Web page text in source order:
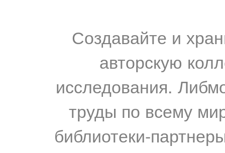
Создавайте и
авторскую
исследования.
труды по всему
библиотеки-